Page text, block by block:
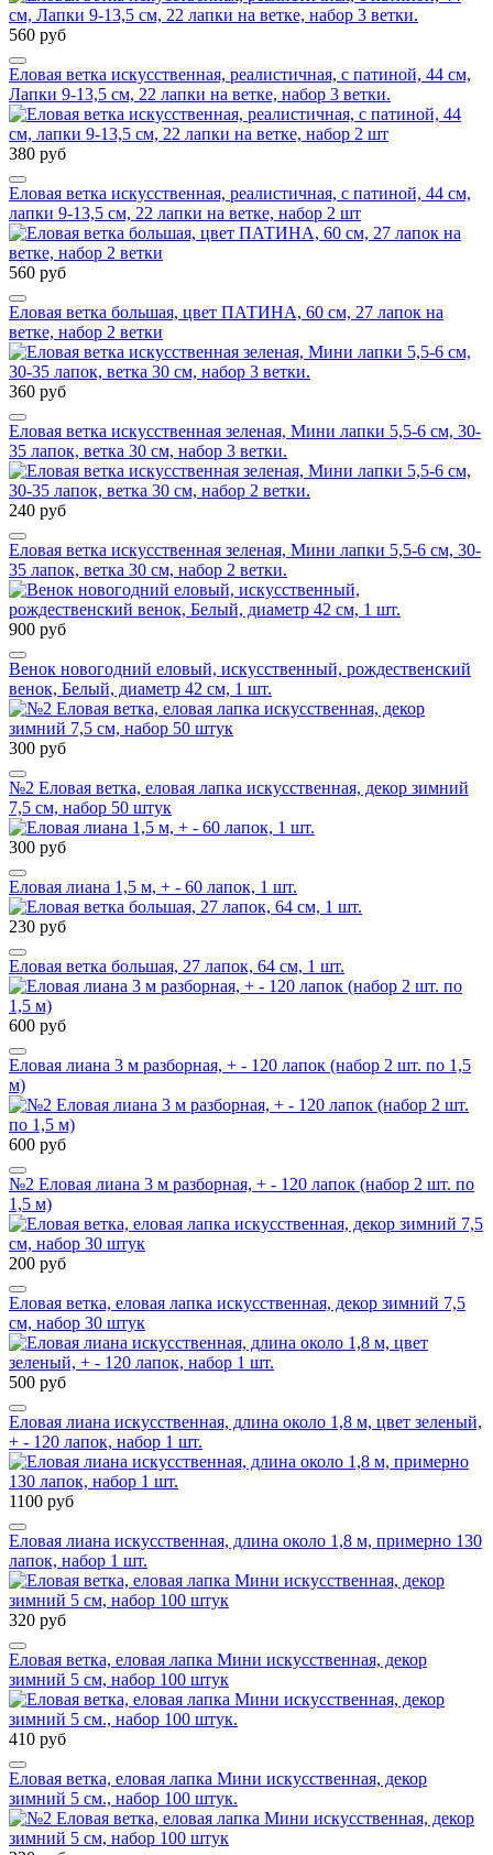
560 руб
Еловая ветка искусственная, реалистичная, с патиной, 44 см,
Лапки 9-13,5 см, 22 лапки на ветке, набор 3 ветки.
380 руб
Еловая ветка искусственная, реалистичная, с патиной, 44 см,
лапки 9-13,5 см, 22 лапки на ветке, набор 2 шт
560 руб
Еловая ветка большая, цвет ПАТИНА, 60 см, 27 лапок на
ветке, набор 2 ветки
360 руб
Еловая ветка искусственная зеленая, Мини лапки 5,5-6 см, 30-
35 лапок, ветка 30 см, набор 3 ветки.
240 руб
Еловая ветка искусственная зеленая, Мини лапки 5,5-6 см, 30-
35 лапок, ветка 30 см, набор 2 ветки.
900 руб
Венок новогодний еловый, искусственный, рождественский
венок, Белый, диаметр 42 см, 1 шт.
300 руб
№2 Еловая ветка, еловая лапка искусственная, декор зимний
7,5 см, набор 50 штук
300 руб
Еловая лиана 1,5 м, + - 60 лапок, 1 шт.
230 руб
Еловая ветка большая, 27 лапок, 64 см, 1 шт.
600 руб
Еловая лиана 3 м разборная, + - 120 лапок (набор 2 шт. по 1,5
м)
600 руб
№2 Еловая лиана 3 м разборная, + - 120 лапок (набор 2 шт. по
1,5 м)
200 руб
Еловая ветка, еловая лапка искусственная, декор зимний 7,5
см, набор 30 штук
500 руб
Еловая лиана искусственная, длина около 1,8 м, цвет зеленый,
+ - 120 лапок, набор 1 шт.
1100 руб
Еловая лиана искусственная, длина около 1,8 м, примерно 130
лапок, набор 1 шт.
320 руб
Еловая ветка, еловая лапка Мини искусственная, декор
зимний 5 см, набор 100 штук
410 руб
Еловая ветка, еловая лапка Мини искусственная, декор
зимний 5 см., набор 100 штук.